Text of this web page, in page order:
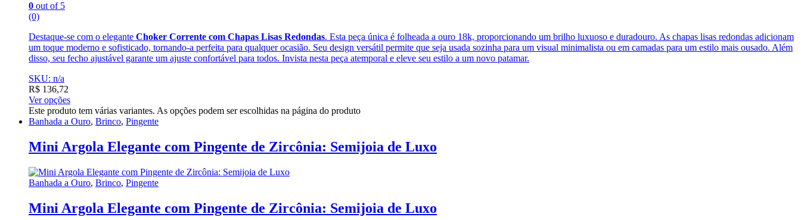
0 out of 5
(0)
Destaque-se com o elegante Choker Corrente com Chapas Lisas Redondas. Esta peça única é folheada a ouro 18k, proporcionando um brilho luxuoso e duradouro. As chapas lisas redondas adicionam
um toque moderno e sofisticado, tornando-a perfeita para qualquer ocasião. Seu design versátil permite que seja usada sozinha para um visual minimalista ou em camadas para um estilo mais ousado. Além
disso, seu fecho ajustável garante um ajuste confortável para todos. Invista nesta peça atemporal e eleve seu estilo a um novo patamar.
SKU: n/a
R$ 136,72
Ver opções
Este produto tem várias variantes. As opções podem ser escolhidas na página do produto
Banhada a Ouro, Brinco, Pingente
Mini Argola Elegante com Pingente de Zircônia: Semijoia de Luxo
Banhada a Ouro, Brinco, Pingente
Mini Argola Elegante com Pingente de Zircônia: Semijoia de Luxo